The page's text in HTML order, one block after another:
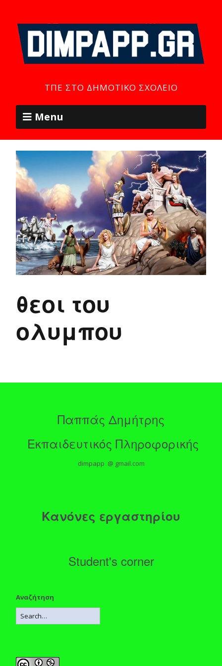
ΤΠΕ ΣΤΟ ΔΗΜΟΤΙΚΌ ΣΧΟΛΕΊΟ
Menu
θεοι του
ολυμπου
Παππάς Δημήτρης
Εκπαιδευτικός Πληροφορικής
dimpapp @ gmail.com
Κανόνες εργαστηρίου
Student's corner
Αναζήτηση